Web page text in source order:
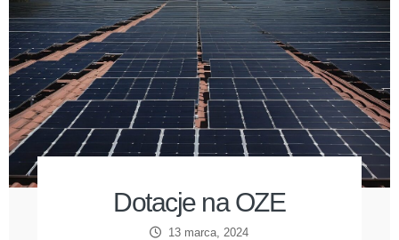
Dotacje na OZE
13 marca, 2024